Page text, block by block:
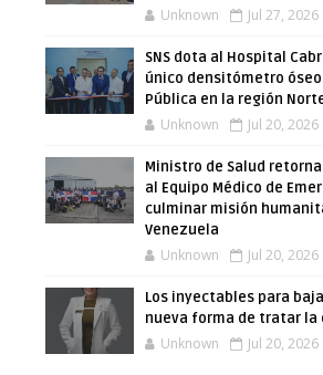
Unknown Jul 27, 2026
SNS dota al Hospital
único densitómetro óseo
Pública en la región
Unknown Jul 20, 2026
Ministro de Salud
al Equipo Médico de
culminar misión
Venezuela
Unknown Jul 20, 2026
Los inyectables para
nueva forma de tratar la
Unknown Jul 20, 2026